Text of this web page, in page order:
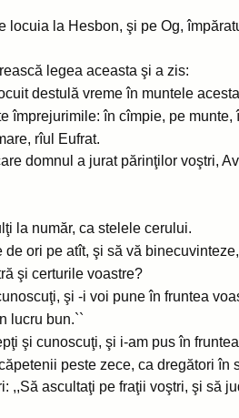
locuia la Hesbon, şi pe Og,
legea aceasta şi a zis:
destulă vreme în muntele
împrejurimile: în cîmpie, pe
rîul Eufrat.
domnul a jurat părinţilor voştri,
la număr, ca stelele cerului.
ori pe atît, şi să vă
şi certurile voastre?
şi -i voi pune în fruntea
lucru bun.``
şi cunoscuţi, şi i-am pus în
peste zece, ca dregători în
,,Să ascultaţi pe fraţii voştri, şi să